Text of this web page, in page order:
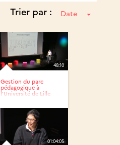
Trier par : Date
48:10
Gestion du parc
pédagogique à
l’Université de Lille
01:04:05